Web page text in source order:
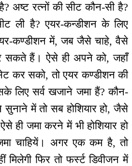
अष्ट रत्नों की सीट कौन-सी है?
ली है? एयर-कन्डीशन के लिए
कण्डीशन में, जब जैसे चाहे, वैसे
सकते हैं। ऐसे ही अपने को, जहाँ
कर सको, तो एयर कण्डीशन की
लिए सर्व खजाने जमा हैं? कौन-
में तो सब होशियार हो, जैसे
ही जमा करने में भी होशियार हो
चाहियें। अगर एक कम है, तो
मिलेगी फिर तो फर्स्ट डिवीजन में